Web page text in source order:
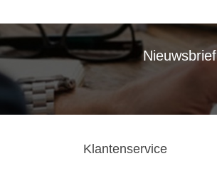
Nieuwsbrief
Klantenservice